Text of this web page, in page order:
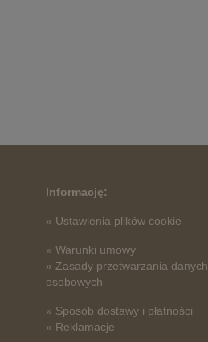
Informację:
» Ustawienia plików cookie
» Warunki umowy
» Zasady przetwarzania danych
osobowych
» Sposób dostawy i płatności
» Reklamacje